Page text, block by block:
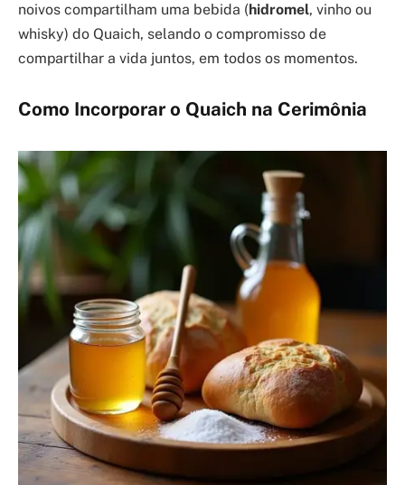
noivos compartilham uma bebida (hidromel, vinho ou
whisky) do Quaich, selando o compromisso de
compartilhar a vida juntos, em todos os momentos.
Como Incorporar o Quaich na Cerimônia